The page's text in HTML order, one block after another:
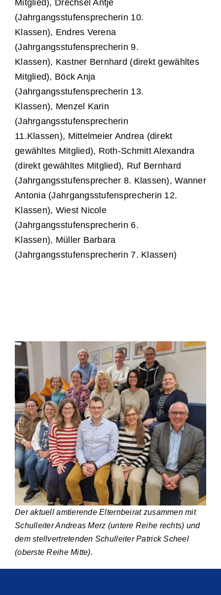
Mitglied), Drechsel Antje
(Jahrgangsstufensprecherin 10.
Klassen), Endres Verena
(Jahrgangsstufensprecherin 9.
Klassen), Kastner Bernhard (direkt gewähltes
Mitglied), Böck Anja
(Jahrgangsstufensprecherin 13.
Klassen), Menzel Karin
(Jahrgangsstufensprecherin
11.Klassen), Mittelmeier Andrea (direkt
gewähltes Mitglied), Roth-Schmitt Alexandra
(direkt gewähltes Mitglied), Ruf Bernhard
(Jahrgangsstufensprecher 8. Klassen), Wanner
Antonia (Jahrgangsstufensprecherin 12.
Klassen), Wiest Nicole
(Jahrgangsstufensprecherin 6.
Klassen), Müller Barbara
(Jahrgangsstufensprecherin 7. Klassen)
Der aktuell amtierende Elternbeirat zusammen mit
Schulleiter Andreas Merz (untere Reihe rechts) und
dem stellvertretenden Schulleiter Patrick Scheel
(oberste Reihe Mitte).